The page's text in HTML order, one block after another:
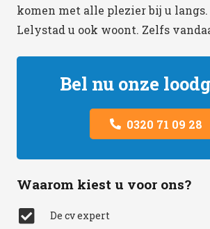
komen met alle plezier bij u
Lelystad u ook woont. Zelfs
Bel nu onze
0320 71 09 28
Waarom kiest u voor ons?
De cv expert